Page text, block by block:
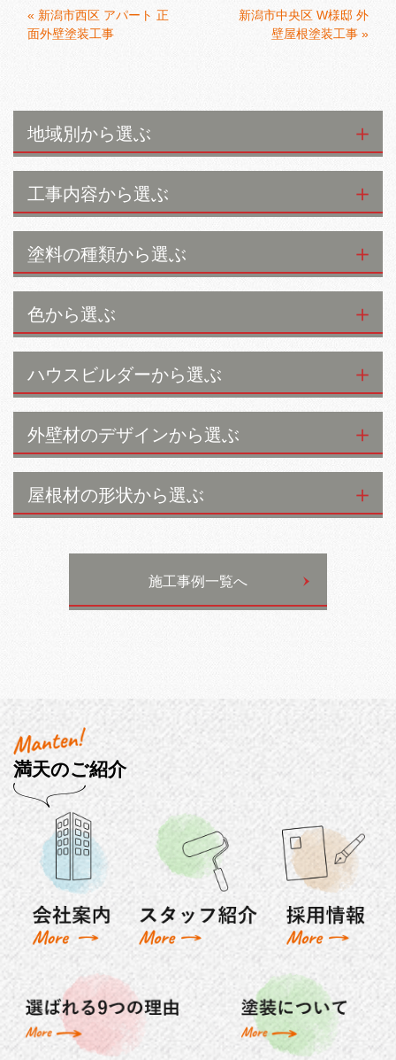
« 新潟市西区 アパート 正
面外壁塗装工事
新潟市中央区 W様邸 外
壁屋根塗装工事 »
地域別から選ぶ
工事内容から選ぶ
塗料の種類から選ぶ
色から選ぶ
ハウスビルダーから選ぶ
外壁材のデザインから選ぶ
屋根材の形状から選ぶ
施工事例一覧へ
満天のご紹介